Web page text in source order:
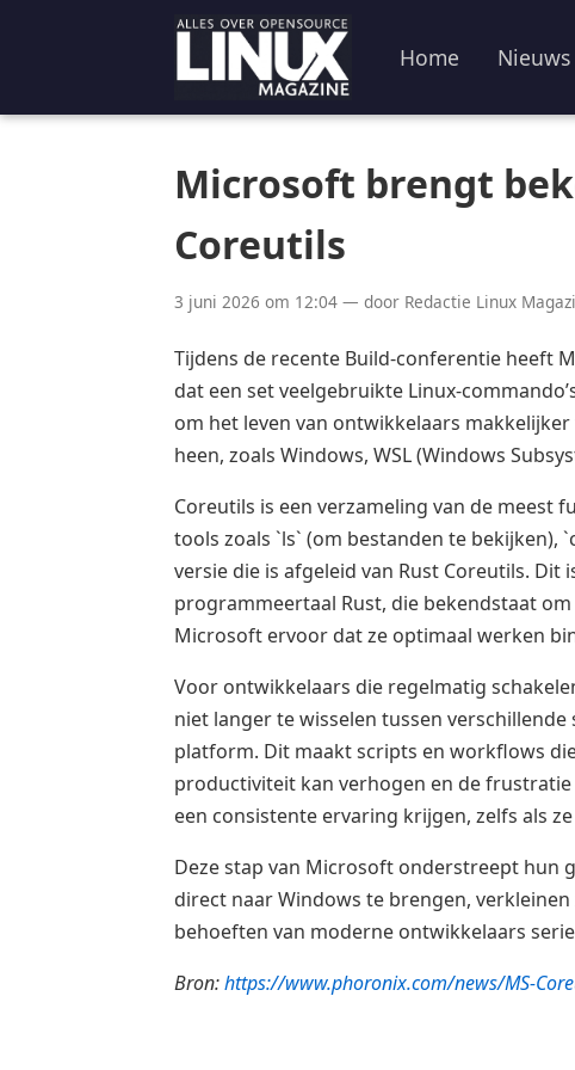
Home Nieuws
Microsoft brengt
Coreutils
3 juni 2026 om 12:04 — door Redactie Linux
Tijdens de recente Build-conferentie heeft
dat een set veelgebruikte Linux-
om het leven van ontwikkelaars
heen, zoals Windows, WSL (Windows
Coreutils is een verzameling van de meest
tools zoals `ls` (om bestanden te bekijken),
versie die is afgeleid van Rust Coreutils.
programmeertaal Rust, die bekendstaat
Microsoft ervoor dat ze optimaal werken
Voor ontwikkelaars die regelmatig
niet langer te wisselen tussen
platform. Dit maakt scripts en workflows
productiviteit kan verhogen en de
een consistente ervaring krijgen, zelfs als
Deze stap van Microsoft onderstreept hun
direct naar Windows te brengen,
behoeften van moderne ontwikkelaars
Bron:https://www.phoronix.com/news/MS-